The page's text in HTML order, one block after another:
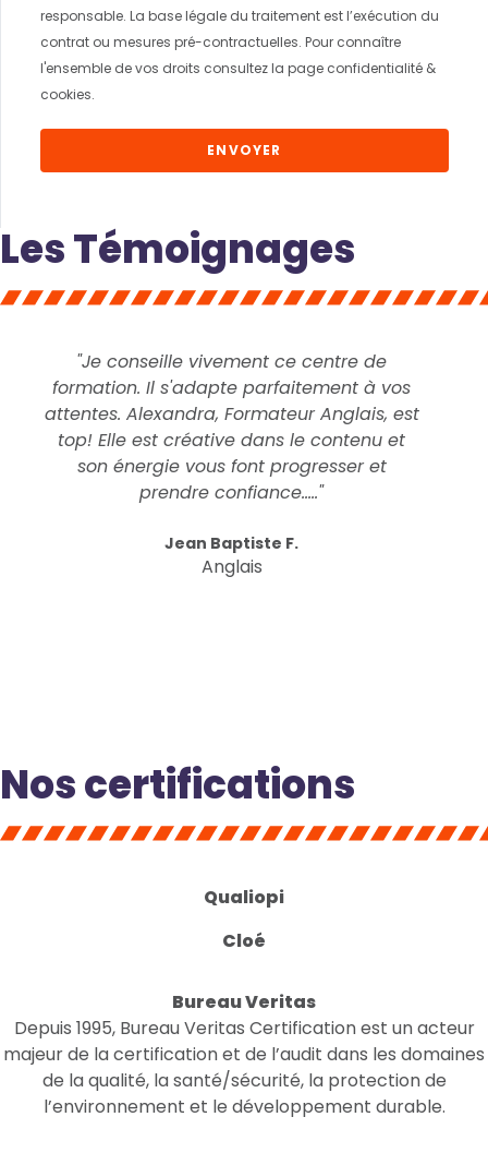
responsable. La base légale du traitement est l’exécution du
contrat ou mesures pré-contractuelles. Pour connaître
l'ensemble de vos droits consultez la page confidentialité &
cookies.
ENVOYER
Les Témoignages
"Je conseille vivement ce centre de
formation. Il s'adapte parfaitement à vos
attentes. Alexandra, Formateur Anglais, est
top! Elle est créative dans le contenu et
son énergie vous font progresser et
prendre confiance....."
Jean Baptiste F.
Anglais
Nos certifications
Qualiopi
Cloé
Bureau Veritas
Depuis 1995, Bureau Veritas Certification est un acteur
majeur de la certification et de l’audit dans les domaines
de la qualité, la santé/sécurité, la protection de
l’environnement et le développement durable.